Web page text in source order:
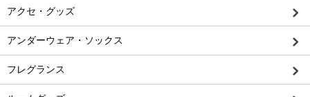
アクセ・グッズ
アンダーウェア・ソックス
フレグランス